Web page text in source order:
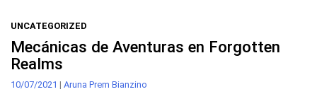
UNCATEGORIZED
Mecánicas de Aventuras en Forgotten
Realms
10/07/2021 | Aruna Prem Bianzino